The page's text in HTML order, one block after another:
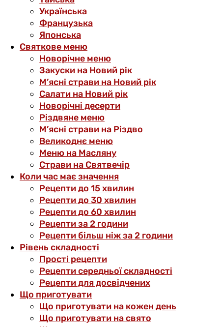
Українська
Французька
Японська
Святкове меню
Новорічне меню
Закуски на Новий рік
М’ясні страви на Новий рік
Салати на Новий рік
Новорічні десерти
Різдвяне меню
М’ясні страви на Різдво
Великоднє меню
Меню на Масляну
Страви на Святвечір
Коли час має значення
Рецепти до 15 хвилин
Рецепти до 30 хвилин
Рецепти до 60 хвилин
Рецепти за 2 години
Рецепти більш ніж за 2 години
Рівень складності
Прості рецепти
Рецепти середньої складності
Рецепти для досвідчених
Що приготувати
Що приготувати на кожен день
Що приготувати на свято